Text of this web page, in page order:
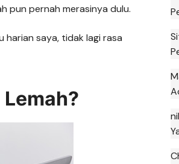
pun pernah merasinya dulu.
harian saya, tidak lagi rasa